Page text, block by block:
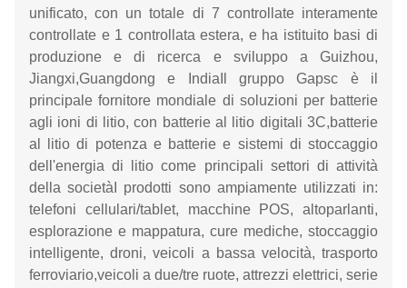
unificato, con un totale di 7 controllate interamente
controllate e 1 controllata estera, e ha istituito basi di
produzione e di ricerca e sviluppo a Guizhou,
Jiangxi,Guangdong e IndiaIl gruppo Gapsc è il
principale fornitore mondiale di soluzioni per batterie
agli ioni di litio, con batterie al litio digitali 3C,batterie
al litio di potenza e batterie e sistemi di stoccaggio
dell'energia di litio come principali settori di attività
della societàI prodotti sono ampiamente utilizzati in:
telefoni cellulari/tablet, macchine POS, altoparlanti,
esplorazione e mappatura, cure mediche, stoccaggio
intelligente, droni, veicoli a bassa velocità, trasporto
ferroviario,veicoli a due/tre ruote, attrezzi elettrici, serie